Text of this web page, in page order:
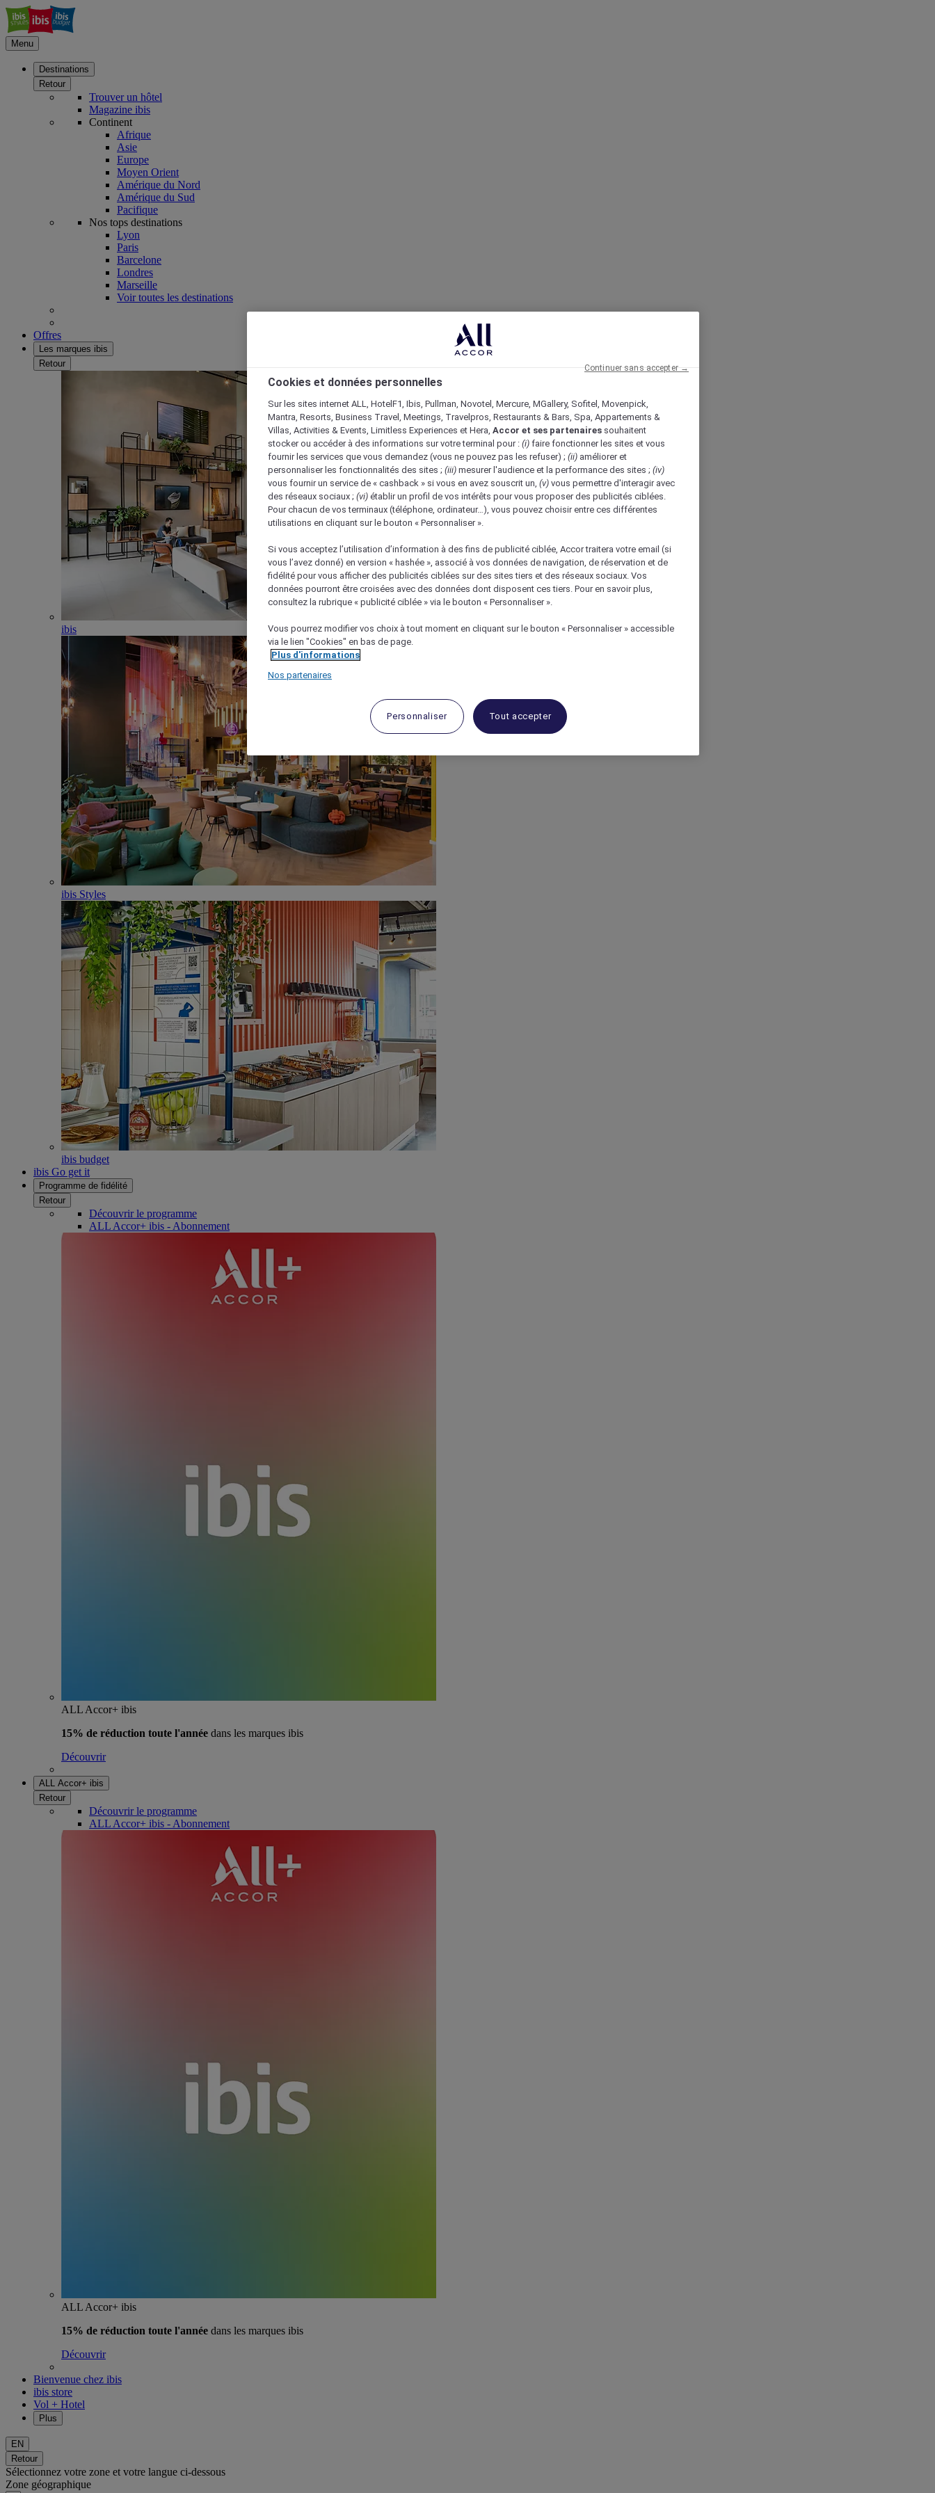
Menu
Destinations
Retour
Trouver un hôtel
Magazine ibis
Continent
Afrique
Asie
Europe
Moyen Orient
Amérique du Nord
Amérique du Sud
Pacifique
Nos tops destinations
Lyon
Paris
Barcelone
Londres
Marseille
Voir toutes les destinations
Offres
Les marques ibis
Retour
ibis
ibis Styles
ibis budget
ibis Go get it
Programme de fidélité
Retour
Découvrir le programme
ALL Accor+ ibis - Abonnement
ALL Accor+ ibis
15% de réduction toute l'année dans les marques ibis
Découvrir
ALL Accor+ ibis
Retour
Découvrir le programme
ALL Accor+ ibis - Abonnement
ALL Accor+ ibis
15% de réduction toute l'année dans les marques ibis
Découvrir
Bienvenue chez ibis
ibis store
Vol + Hotel
Plus
EN
Retour
Sélectionnez votre zone et votre langue ci-dessous
Zone géographique
Cookies et données personnelles
Sur les sites internet ALL, HotelF1, Ibis, Pullman, Novotel, Mercure, MGallery, Sofitel, Movenpick,
Mantra, Resorts, Business Travel, Meetings, Travelpros, Restaurants & Bars, Spa, Appartements &
Villas, Activities & Events, Limitless Experiences et Hera, Accor et ses partenaires souhaitent
stocker ou accéder à des informations sur votre terminal pour : (i) faire fonctionner les sites et vous
fournir les services que vous demandez (vous ne pouvez pas les refuser) ; (ii) améliorer et
personnaliser les fonctionnalités des sites ; (iii) mesurer l'audience et la performance des sites ; (iv)
vous fournir un service de « cashback » si vous en avez souscrit un, (v) vous permettre d'interagir avec
des réseaux sociaux ; (vi) établir un profil de vos intérêts pour vous proposer des publicités ciblées.
Pour chacun de vos terminaux (téléphone, ordinateur…), vous pouvez choisir entre ces différentes
utilisations en cliquant sur le bouton « Personnaliser ».
Si vous acceptez l’utilisation d’information à des fins de publicité ciblée, Accor traitera votre email (si
vous l’avez donné) en version « hashée », associé à vos données de navigation, de réservation et de
fidélité pour vous afficher des publicités ciblées sur des sites tiers et des réseaux sociaux. Vos
données pourront être croisées avec des données dont disposent ces tiers. Pour en savoir plus,
consultez la rubrique « publicité ciblée » via le bouton « Personnaliser ».
Vous pourrez modifier vos choix à tout moment en cliquant sur le bouton « Personnaliser » accessible
via le lien "Cookies" en bas de page.
Plus d'informations
Nos partenaires
Personnaliser Tout accepter
Continuer sans accepter →